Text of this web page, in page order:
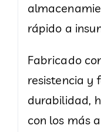
rápido a
Fabricado
resistencia y
durabilidad,
con los más